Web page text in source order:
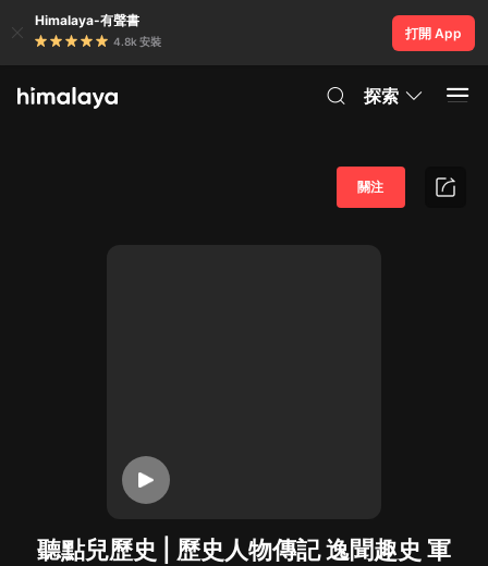
Himalaya-有聲書
4.8k 安裝
打開 App
探索
聽點兒歷史 | 歷史人物傳記 逸聞趣史 軍
關注